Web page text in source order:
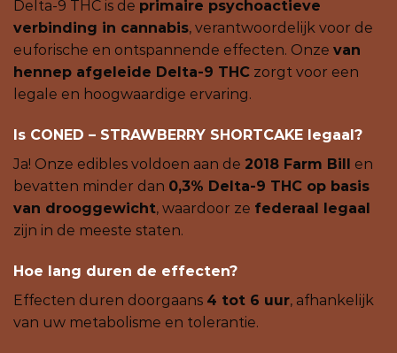
Delta-9 THC is de primaire psychoactieve
verbinding in cannabis, verantwoordelijk voor de
euforische en ontspannende effecten. Onze van
hennep afgeleide Delta-9 THC zorgt voor een
legale en hoogwaardige ervaring.
Is CONED – STRAWBERRY SHORTCAKE legaal?
Ja! Onze edibles voldoen aan de 2018 Farm Bill en
bevatten minder dan 0,3% Delta-9 THC op basis
van drooggewicht, waardoor ze federaal legaal
zijn in de meeste staten.
Hoe lang duren de effecten?
Effecten duren doorgaans 4 tot 6 uur, afhankelijk
van uw metabolisme en tolerantie.